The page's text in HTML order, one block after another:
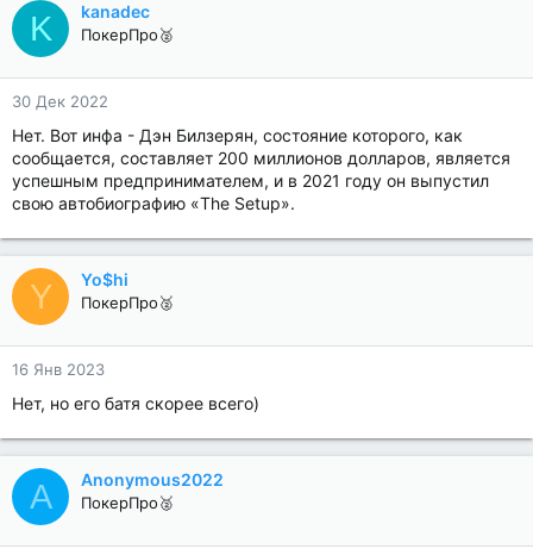
K kanadec
ПокерПро🥈
30 Дек 2022
Нет. Вот инфа - Дэн Билзерян, состояние которого, как
сообщается, составляет 200 миллионов долларов, является
успешным предпринимателем, и в 2021 году он выпустил
свою автобиографию «The Setup».
Y Yo$hi
ПокерПро🥈
16 Янв 2023
Нет, но его батя скорее всего)
A Anonymous2022
ПокерПро🥈